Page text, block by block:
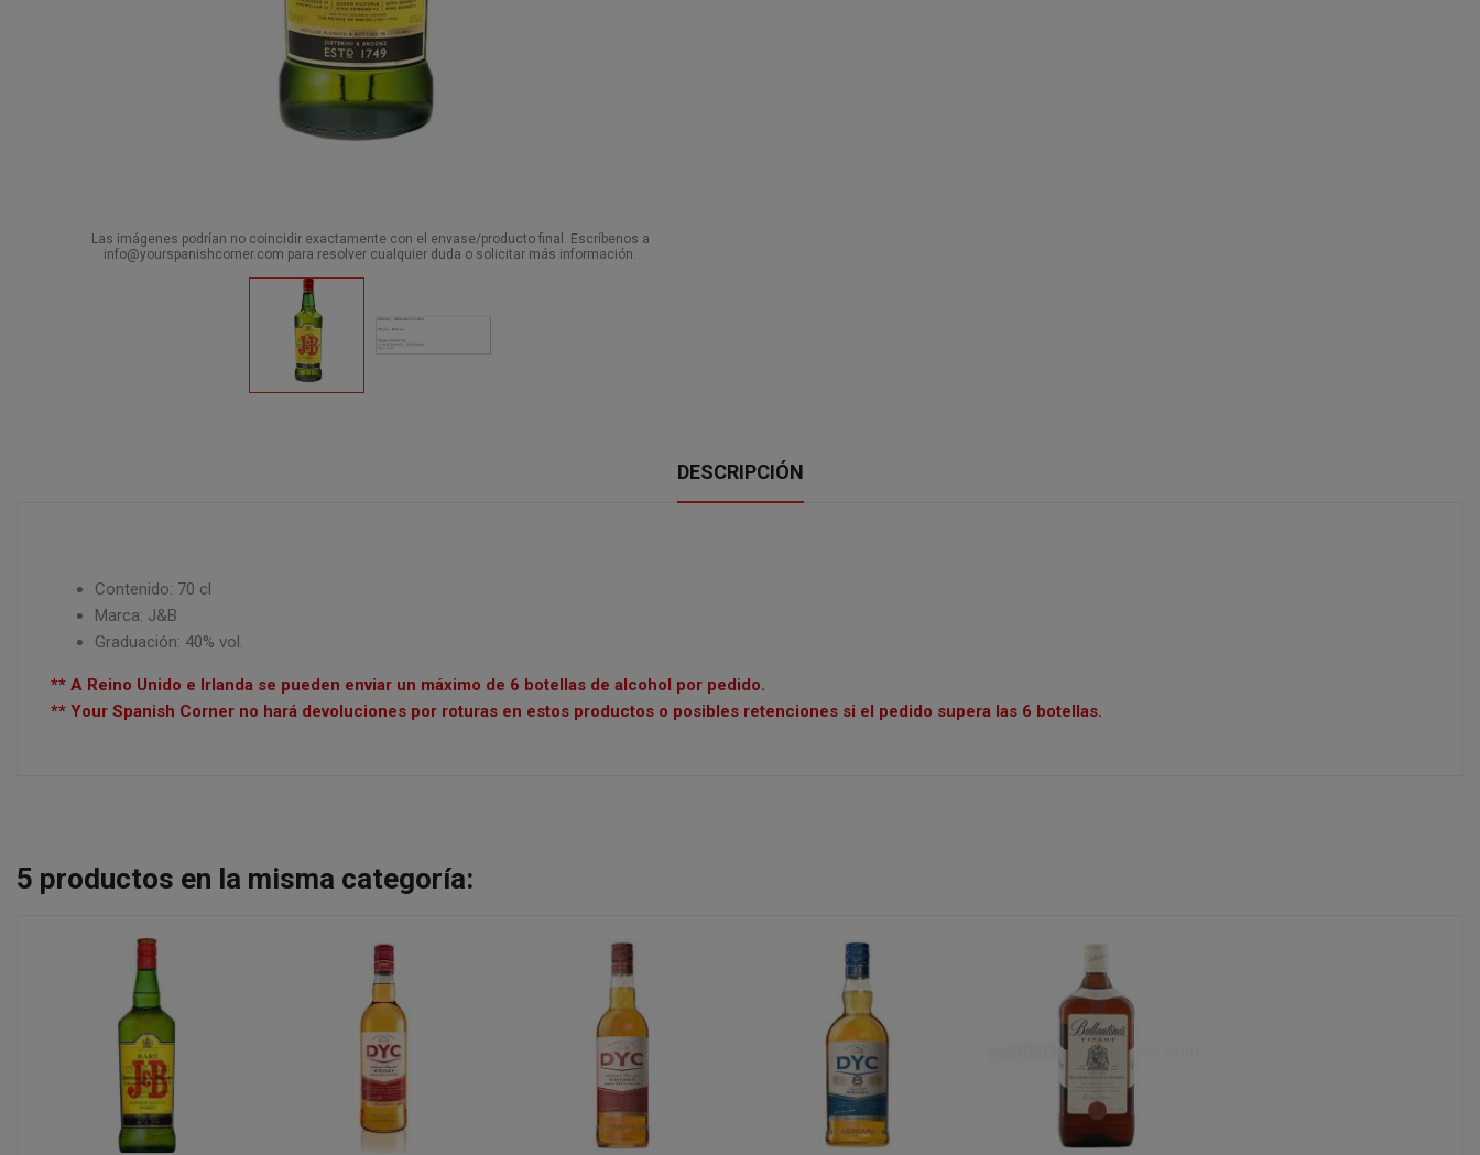
Las imágenes podrían no coincidir exactamente con el envase/producto final. Escríbenos a
info@yourspanishcorner.com para resolver cualquier duda o solicitar más información.
DESCRIPCIÓN
Contenido: 70 cl
Marca: J&B
Graduación: 40% vol.
** A Reino Unido e Irlanda se pueden enviar un máximo de 6 botellas de alcohol por pedido.
** Your Spanish Corner no hará devoluciones por roturas en estos productos o posibles retenciones si el pedido supera las 6 botellas.
5 productos en la misma categoría: